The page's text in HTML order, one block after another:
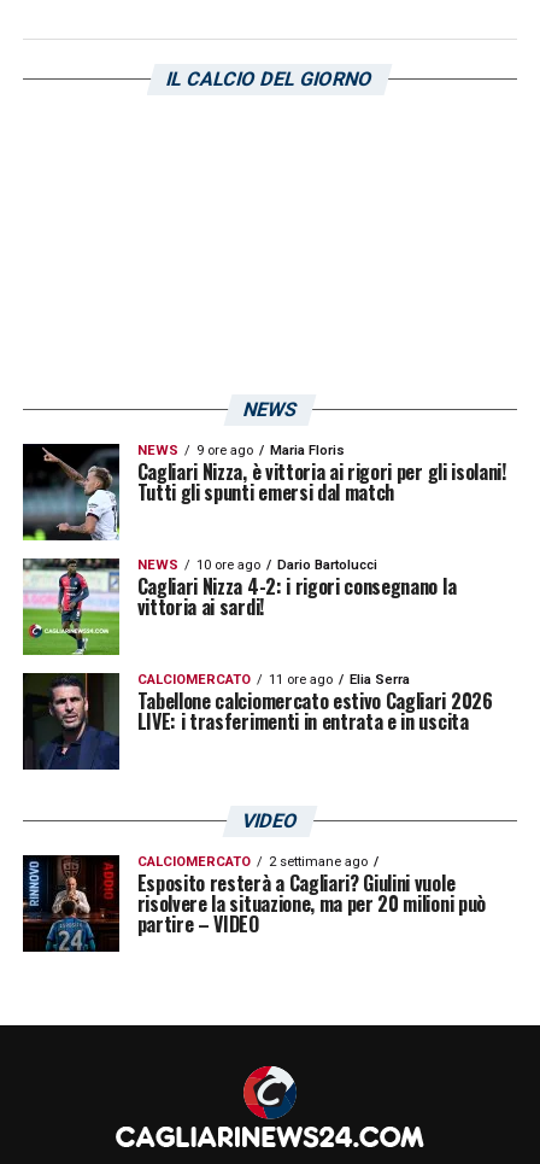
conclusione: Peri para copendo il primo pali
80′ Entrano Kilicsoy e Gaetano per Adopo e
Folorunsho
78′ Ancora un pallone centrale per
Conceicao, l’esterno d’attacco si sposta la
palla e tira: nessun problema per Caprile
72′Conceicao ci prova ancora!Palla forte e
tesa di Cambiaso per il portoghese,
appostato poco dentro al’area, il quale di
della porta
70 Sostituzioni – Feilici rileva Esposito;
Thuram lascia il posto a Miretti
prima di cercare un compagno al centro
dell’area, pala deviata in corner
63′ Ammonizione per Folorunsho
IL CALCIO DEL GIORNO
NEWS
NEWS 9 ore ago Maria Floris
Cagliari Nizza, è vittoria ai rigori per gli isolani!
Tutti gli spunti emersi dal match
NEWS 10 ore ago Dario Bartolucci
Cagliari Nizza 4-2: i rigori consegnano la
vittoria ai sardi!
CALCIOMERCATO 11 ore ago Elia Serra
Tabellone calciomercato estivo Cagliari 2026
LIVE: i trasferimenti in entrata e in uscita
VIDEO
CALCIOMERCATO 2 settimane ago
Esposito resterà a Cagliari? Giulini vuole
risolvere la situazione, ma per 20 milioni può
partire – VIDEO